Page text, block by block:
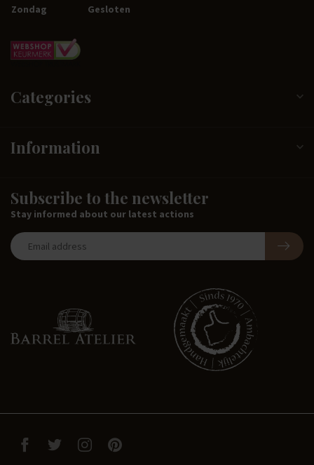
Zondag
Gesloten
Categories
Information
Subscribe to the newsletter
Stay informed about our latest actions